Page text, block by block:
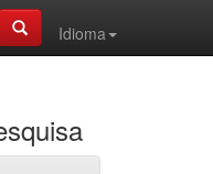
Idioma